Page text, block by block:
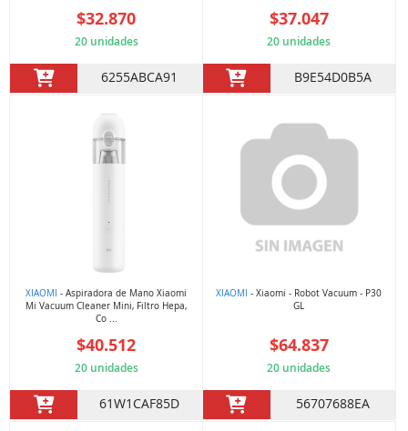
$32.870
20 unidades
6255ABCA91
$37.047
20 unidades
B9E54D0B5A
XIAOMI - Aspiradora de Mano Xiaomi
Mi Vacuum Cleaner Mini, Filtro Hepa,
Co ...
$40.512
20 unidades
61W1CAF85D
XIAOMI - Xiaomi - Robot Vacuum - P30
GL
$64.837
20 unidades
56707688EA